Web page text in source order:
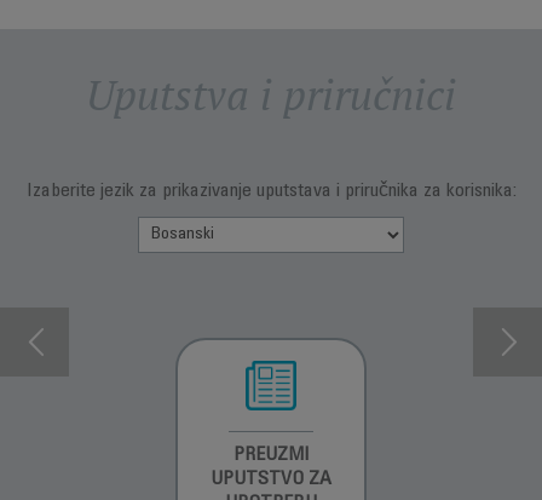
Uputstva i priručnici
Izaberite jezik za prikazivanje uputstava i priručnika za korisnika:
PREUZMI
UPUTSTVO ZA